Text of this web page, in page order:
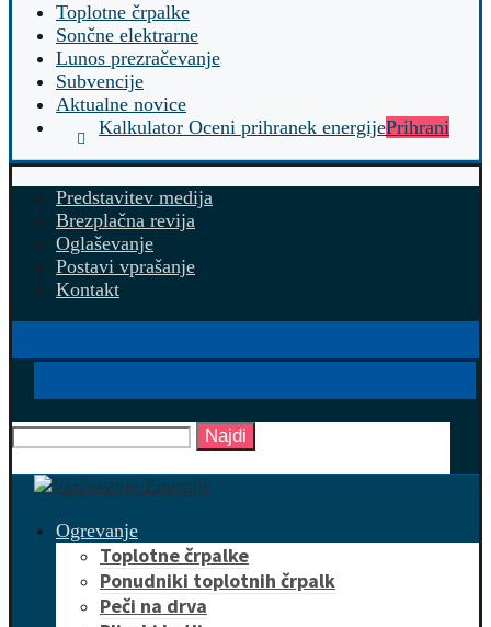
Toplotne črpalke
Sončne elektrarne
Lunos prezračevanje
Subvencije
Aktualne novice
Kalkulator Oceni prihranek energijePrihrani
Predstavitev medija
Brezplačna revija
Oglaševanje
Postavi vprašanje
Kontakt
Najdi
Ogrevanje
Toplotne črpalke
Ponudniki toplotnih črpalk
Peči na drva